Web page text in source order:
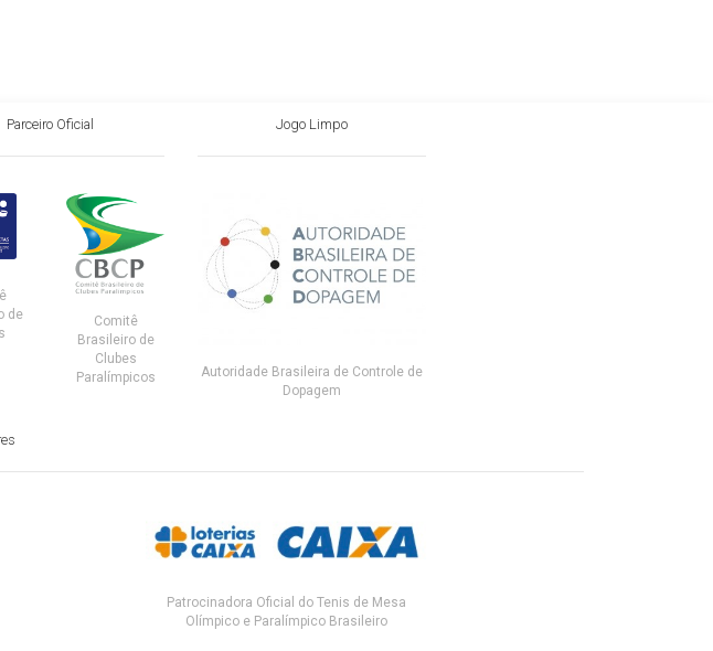
Parceiro Oficial
de
Comitê
Brasileiro de
Clubes
Paralímpicos
Jogo Limpo
Autoridade Brasileira de Controle de
Dopagem
Patrocinadora Oficial do Tenis de Mesa
Olímpico e Paralímpico Brasileiro